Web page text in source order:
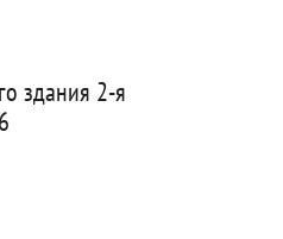
здания 2-я